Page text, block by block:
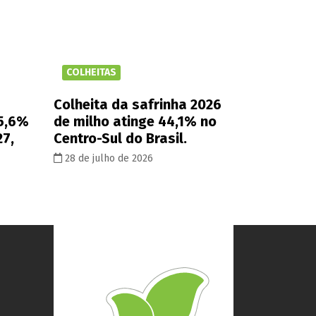
COLHEITAS
Colheita da safrinha 2026
de milho atinge 44,1% no
Centro-Sul do Brasil.
28 de julho de 2026